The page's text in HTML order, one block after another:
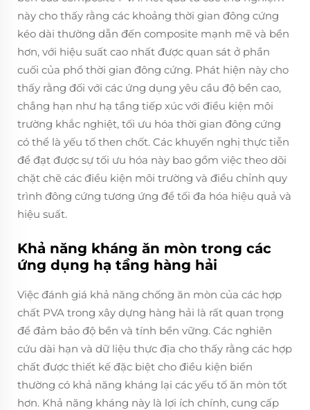
này cho thấy rằng các khoảng thời gian đông cứng
kéo dài thường dẫn đến composite mạnh mẽ và bền
hơn, với hiệu suất cao nhất được quan sát ở phần
cuối của phổ thời gian đông cứng. Phát hiện này cho
thấy rằng đối với các ứng dụng yêu cầu độ bền cao,
chẳng hạn như hạ tầng tiếp xúc với điều kiện môi
trường khắc nghiệt, tối ưu hóa thời gian đông cứng
có thể là yếu tố then chốt. Các khuyến nghị thực tiễn
để đạt được sự tối ưu hóa này bao gồm việc theo dõi
chặt chẽ các điều kiện môi trường và điều chỉnh quy
trình đông cứng tương ứng để tối đa hóa hiệu quả và
hiệu suất.
Khả năng kháng ăn mòn trong các
ứng dụng hạ tầng hàng hải
Việc đánh giá khả năng chống ăn mòn của các hợp
chất PVA trong xây dựng hàng hải là rất quan trọng
để đảm bảo độ bền và tính bền vững. Các nghiên
cứu dài hạn và dữ liệu thực địa cho thấy rằng các hợp
chất được thiết kế đặc biệt cho điều kiện biển
thường có khả năng kháng lại các yếu tố ăn mòn tốt
hơn. Khả năng kháng này là lợi ích chính, cung cấp